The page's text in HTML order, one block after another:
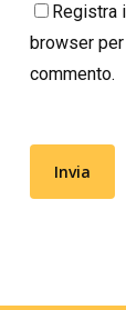
Registra
browser
commento.